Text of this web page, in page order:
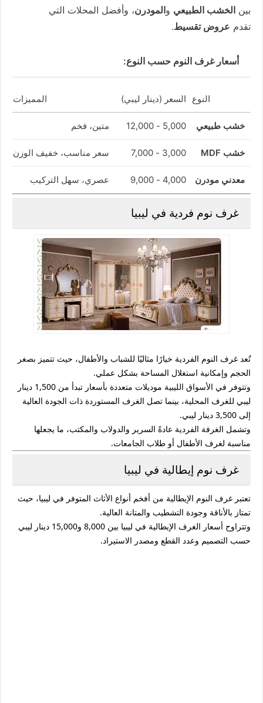
بين الخشب الطبيعي والمودرن، وأفضل المحلات التي
تقدم عروض تقسيط.
أسعار غرف النوم حسب النوع:
النوع السعر (دينار ليبي) المميزات
خشب طبيعي 5,000 - 12,000 متين، فخم
خشب MDF 3,000 - 7,000 سعر مناسب، خفيف الوزن
معدني مودرن 4,000 - 9,000 عصري، سهل التركيب
غرف نوم فردية في ليبيا
تُعد غرف النوم الفردية خيارًا مثاليًا للشباب والأطفال، حيث تتميز بصغر
الحجم وإمكانية استغلال المساحة بشكل عملي.
وتتوفر في الأسواق الليبية موديلات متعددة بأسعار تبدأ من
1,500 دينار
ليبي للغرف المحلية، بينما تصل الغرف المستوردة ذات الجودة العالية
إلى 3,500 دينار ليبي
.
وتشمل الغرفة الفردية عادةً السرير والدولاب والمكتب، ما يجعلها
مناسبة لغرف الأطفال أو طلاب الجامعات.
غرف نوم إيطالية في ليبيا
تعتبر غرف النوم الإيطالية من أفخم أنواع الأثاث المتوفر في ليبيا، حيث
تمتاز بالأناقة وجودة التشطيب والمتانة العالية.
وتتراوح أسعار الغرف الإيطالية في ليبيا بين 8,000 و15,000 دينار ليبي
حسب التصميم وعدد القطع ومصدر الاستيراد.